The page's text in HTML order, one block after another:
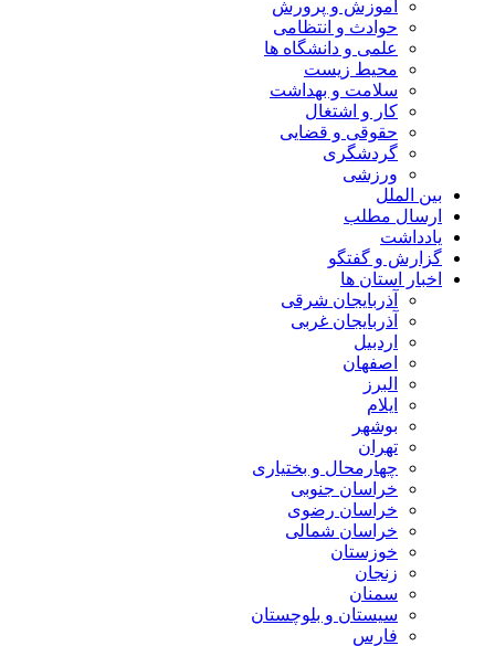
آموزش و پرورش
حوادث و انتظامی
علمی و دانشگاه ها
محیط زیست
سلامت و بهداشت
کار و اشتغال
حقوقی و قضایی
گردشگری
ورزشی
بین الملل
ارسال مطلب
یادداشت
گزارش و گفتگو
اخبار استان ها
آذربایجان شرقی
آذربایجان غربی
اردبیل
اصفهان
البرز
ایلام
بوشهر
تهران
چهارمحال و بختیاری
خراسان جنوبی
خراسان رضوی
خراسان شمالی
خوزستان
زنجان
سمنان
سیستان و بلوچستان
فارس